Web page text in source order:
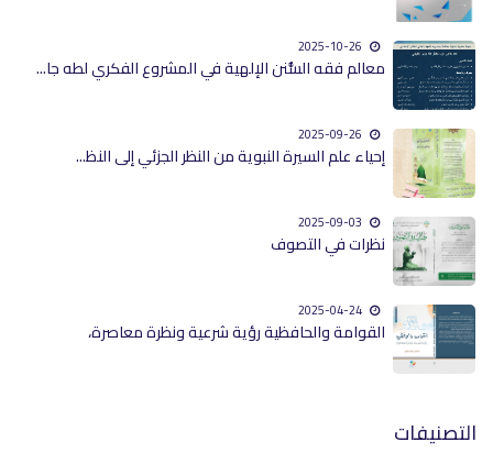
معالم فقه السُّنن الإلهية في المشروع الفكري لطه جا...
إحياء علم السيرة النبوية من النظر الجزئي إلى النظ...
نظرات في التصوف
القوامة والحافظية رؤية شرعية ونظرة معاصرة،
التصنيفات